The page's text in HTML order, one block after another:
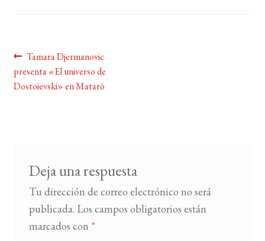
Navegación
de
Anterior:
Tamara Djermanovic
presenta «El universo de
Dostoievski» en Mataró
Deja una respuesta
Tu dirección de correo electrónico no será
publicada. Los campos obligatorios están
marcados con *